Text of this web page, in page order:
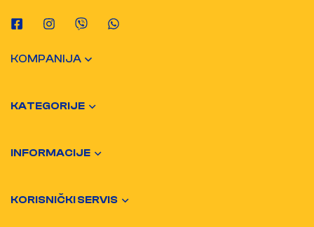
KOMPANIJA
KATEGORIJE
INFORMACIJE
KORISNIČKI SERVIS